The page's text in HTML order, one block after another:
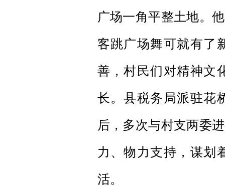
广场一角平整土地。
客跳广场舞可就有了
善，村民们对精神文
长。县税务局派驻花
后，多次与村支两委
力、物力支持，谋划
活。